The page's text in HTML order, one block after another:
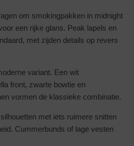
om smokingpakken in midnight
een rijke glans. Peak lapels en
met zijden details op revers
variant. Een wit
front, zwarte bowtie en
vormen de klassieke combinatie.
met iets ruimere snitten
Cummerbunds of lage vesten